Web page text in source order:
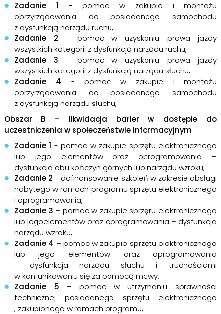
Zadanie 1 - pomoc w zakupie i montażu
oprzyrządowania do posiadanego samochodu
z dysfunkcją narządu ruchu,
Zadanie 2 - pomoc w uzyskaniu prawa jazdy
wszystkich kategorii z dysfunkcją narządu ruchu,
Zadanie 3 - pomoc w uzyskaniu prawa jazdy
wszystkich kategorii z dysfunkcją narządu słuchu,
Zadanie 4 - pomoc w zakupie i montażu
oprzyrządowania do posiadanego samochodu
z dysfunkcją narządu słuchu,
Obszar B – likwidacja barier w dostępie do
uczestniczenia w społeczeństwie informacyjnym
Zadanie 1 - pomoc w zakupie sprzętu elektronicznego
lub jego elementów oraz oprogramowania –
dysfunkcja obu kończyn górnych lub narządu wzroku,
Zadanie 2 - dofinansowanie szkoleń w zakresie obsługi
nabytego w ramach programu sprzętu elektronicznego
i oprogramowania,
Zadanie 3 – pomoc w zakupie sprzętu elektronicznego
lub jegoelementów oraz oprogramowania – dysfunkcja
narządu wzroku,
Zadanie 4 – pomoc w zakupie sprzętu elektronicznego
lub jego elementów oraz oprogramowania
- dysfunkcja narządu słuchu i trudnościami
w komunikowaniu się za pomocą mowy,
Zadanie 5 – pomoc w utrzymaniu sprawności
technicznej posiadanego sprzętu elektronicznego
, zakupionego w ramach programu,